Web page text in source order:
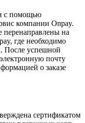
с помощью
компании Onpay.
перенаправлены на
где необходимо
После успешной
почту
о заказе
сертификатом